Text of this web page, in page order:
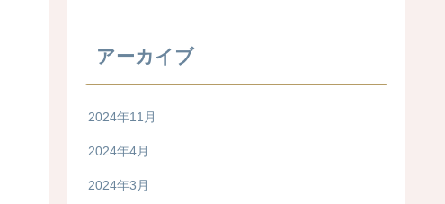
アーカイブ
2024年11月
2024年4月
2024年3月